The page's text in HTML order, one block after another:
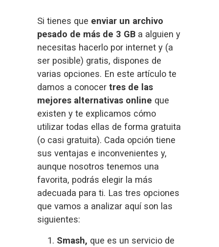
Si tienes que enviar un archivo
pesado de más de 3 GB a alguien y
necesitas hacerlo por internet y (a
ser posible) gratis, dispones de
varias opciones. En este artículo te
damos a conocer tres de las
mejores alternativas online que
existen y te explicamos cómo
utilizar todas ellas de forma gratuita
(o casi gratuita). Cada opción tiene
sus ventajas e inconvenientes y,
aunque nosotros tenemos una
favorita, podrás elegir la más
adecuada para ti. Las tres opciones
que vamos a analizar aquí son las
siguientes:
Smash, que es un servicio de